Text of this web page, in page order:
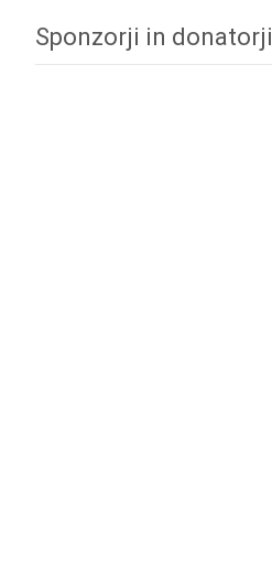
Sponzorji in donatorji